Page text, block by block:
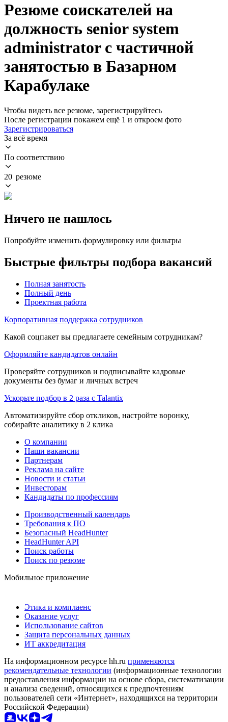
Резюме соискателей на
должность senior system
administrator с частичной
занятостью в Базарном
Карабулаке
Чтобы видеть все резюме, зарегистрируйтесь
После регистрации покажем ещё 1 и откроем фото
Зарегистрироваться
За всё время
По соответствию
20 резюме
Ничего не нашлось
Попробуйте изменить формулировку или фильтры
Быстрые фильтры подбора вакансий
Полная занятость
Полный день
Проектная работа
Корпоративная поддержка сотрудников
Какой соцпакет вы предлагаете семейным сотрудникам?
Оформляйте кандидатов онлайн
Проверяйте сотрудников и подписывайте кадровые
документы без бумаг и личных встреч
Ускорьте подбор в 2 раза с Talantix
Автоматизируйте сбор откликов, настройте воронку,
собирайте аналитику в 2 клика
О компании
Наши вакансии
Партнерам
Реклама на сайте
Новости и статьи
Инвесторам
Кандидаты по профессиям
Производственный календарь
Требования к ПО
Безопасный HeadHunter
HeadHunter API
Поиск работы
Поиск по резюме
Мобильное приложение
Этика и комплаенс
Оказание услуг
Использование сайтов
Защита персональных данных
ИТ аккредитация
На информационном ресурсе hh.ru применяются
рекомендательные технологии (информационные технологии
предоставления информации на основе сбора, систематизации
и анализа сведений, относящихся к предпочтениям
пользователей сети «Интернет», находящихся на территории
Российской Федерации)